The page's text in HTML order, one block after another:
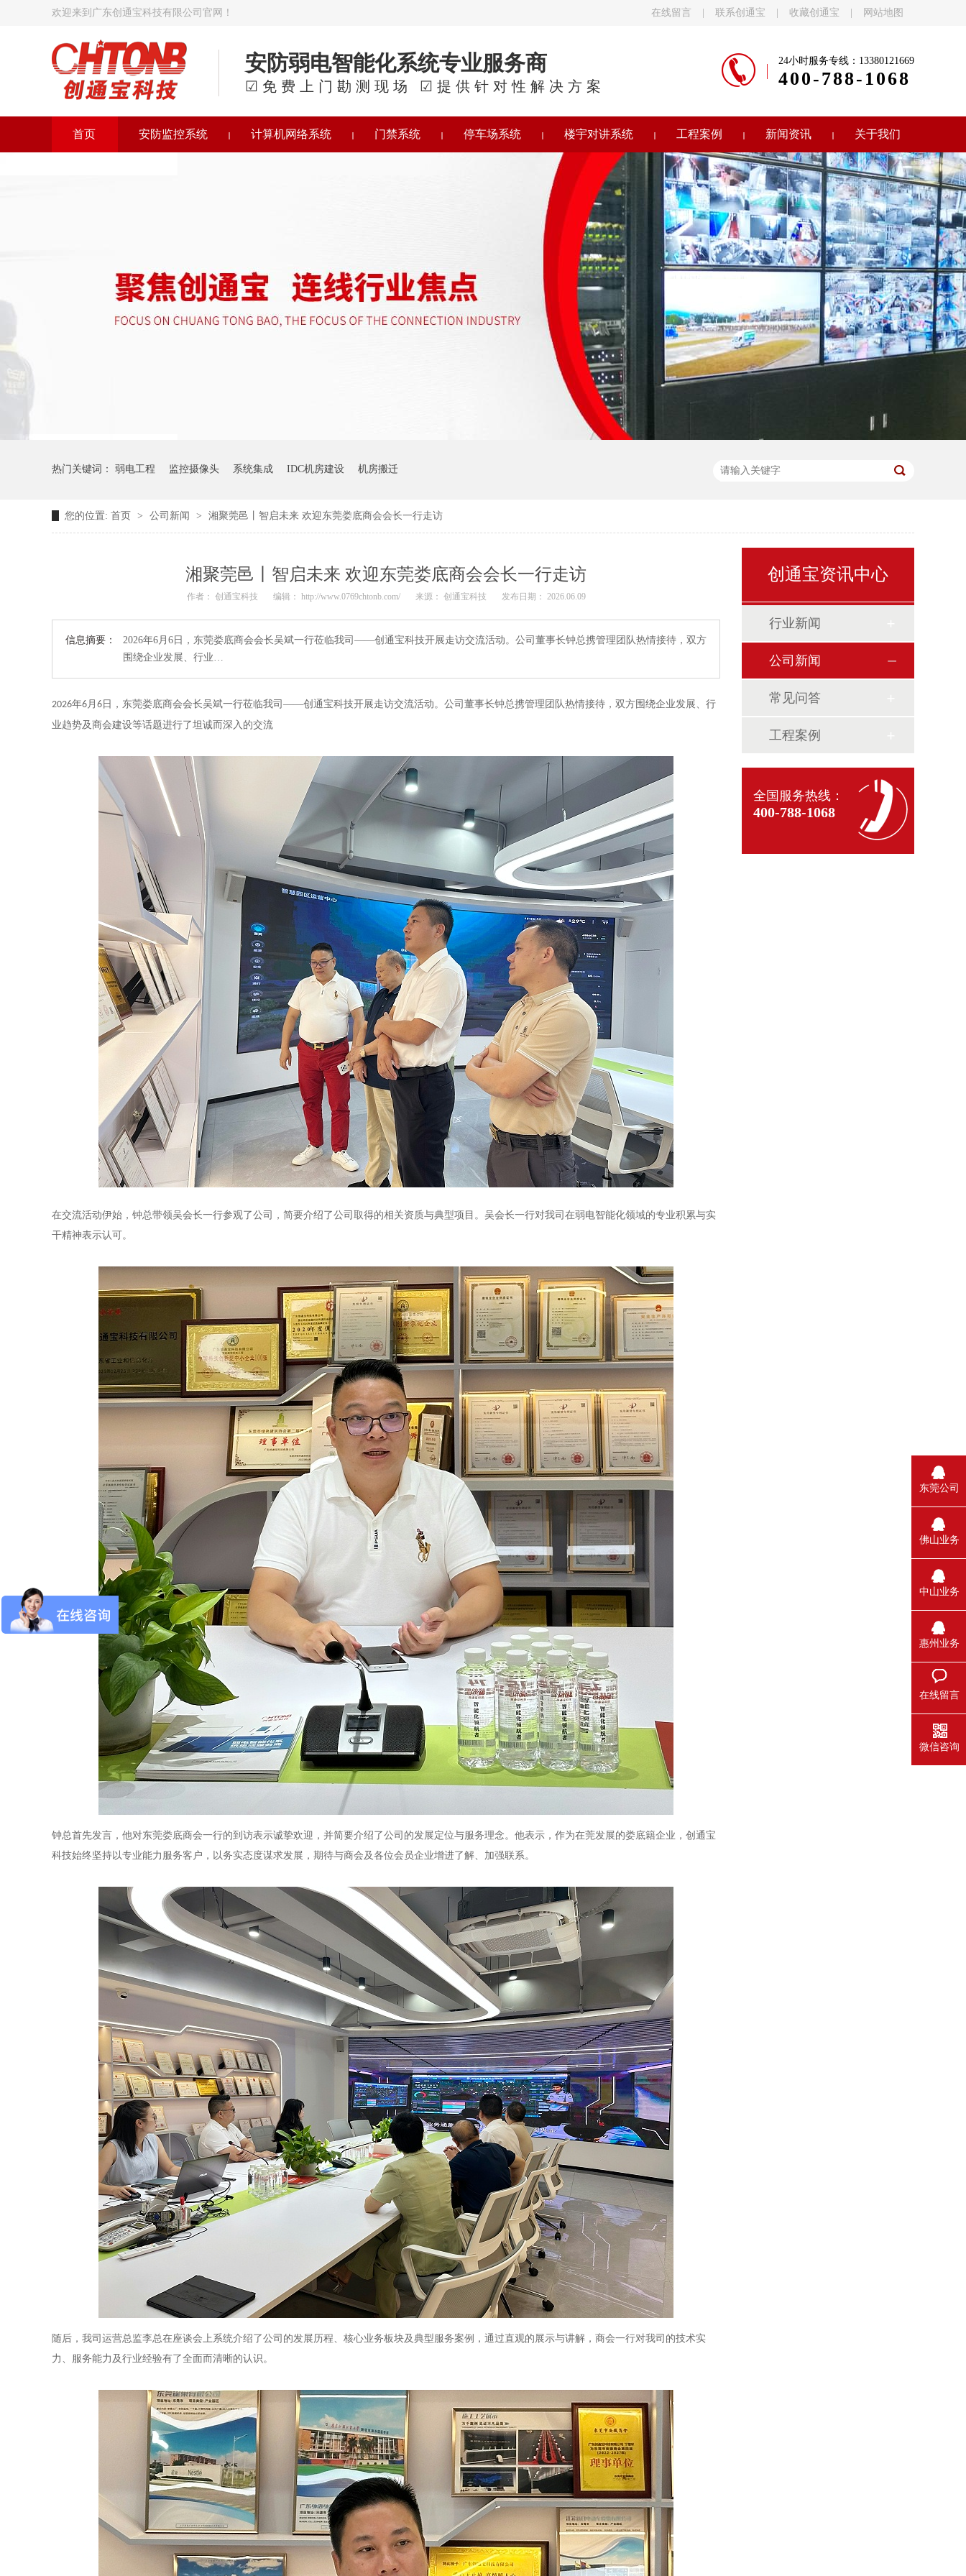
在线留言 联系创通宝 收藏创通宝 网站地图
欢迎来到广东创通宝科技有限公司官网！
24小时服务专线：13380121669
400-788-1068
安防弱电智能化系统专业服务商
☑免费上门勘测现场 ☑提供针对性解决方案
首页 安防监控系统 计算机网络系统 门禁系统 停车场系统 楼宇对讲系统 工程案例 新闻资讯 关于我们
热门关键词： 弱电工程 监控摄像头 系统集成 IDC机房建设 机房搬迁
您的位置: 首页 > 公司新闻 > 湘聚莞邑丨智启未来 欢迎东莞娄底商会会长一行走访
湘聚莞邑丨智启未来 欢迎东莞娄底商会会长一行走访
作者： 创通宝科技 编辑： http://www.0769chtonb.com/ 来源： 创通宝科技 发布日期： 2026.06.09
信息摘要：
2026年6月6日，东莞娄底商会会长吴斌一行莅临我司——创通宝科技开展走访交流活动。公司董事长钟总携管理团队热情接待，双方
围绕企业发展、行业…
2026年6月 6 日，东莞娄底商会会长吴斌一行莅临我司——创通宝科技开展走访交流活动。公司董事长钟总携管理团队热情接待，双方围绕企业发展、行
业趋势及商会建设等话题进行了坦诚而深入的交流
在交流活动伊始，钟总带领吴会长一行参观了公司，简要介绍了公司取得的相关资质与典型项目。吴会长一行对我司在弱电智能化领域的专业积累与实
干精神表示认可。
钟总首先发言，他对东莞娄底商会一行的到访表示诚挚欢迎，并简要介绍了公司的发展定位与服务理念。他表示，作为在莞发展的娄底籍企业，创通宝
科技始终坚持以专业能力服务客户，以务实态度谋求发展，期待与商会及各位会员企业增进了解、加强联系。
随后，我司运营总监李总在座谈会上系统介绍了公司的发展历程、核心业务板块及典型服务案例，通过直观的展示与讲解，商会一行对我司的技术实
力、服务能力及行业经验有了全面而清晰的认识。
创通宝资讯中心
行业新闻
公司新闻
常见问答
工程案例
全国服务热线：
400-788-1068
东莞公司
佛山业务
中山业务
惠州业务
在线留言
微信咨询